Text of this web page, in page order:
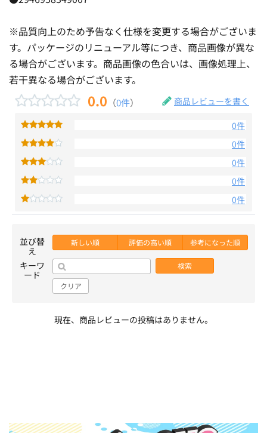
※品質向上のため予告なく仕様を変更する場合がございま
す。パッケージのリニューアル等につき、商品画像が異な
る場合がございます。商品画像の色合いは、画像処理上、
若干異なる場合がございます。
0.0 （0件） 商品レビューを書く
0件
0件
0件
0件
0件
並び替
え
新しい順 評価の高い順 参考になった順
キーワ
ード
検索
クリア
現在、商品レビューの投稿はありません。